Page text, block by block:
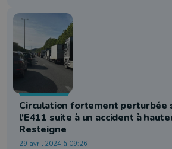
Faits Divers
Circulation fortement perturbée
l'E411 suite à un accident à
Resteigne
29 avril 2024 à 09:26